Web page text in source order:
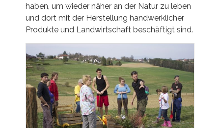
haben, um wieder näher an der Natur zu leben
und dort mit der Herstellung handwerklicher
Produkte und Landwirtschaft beschäftigt sind.